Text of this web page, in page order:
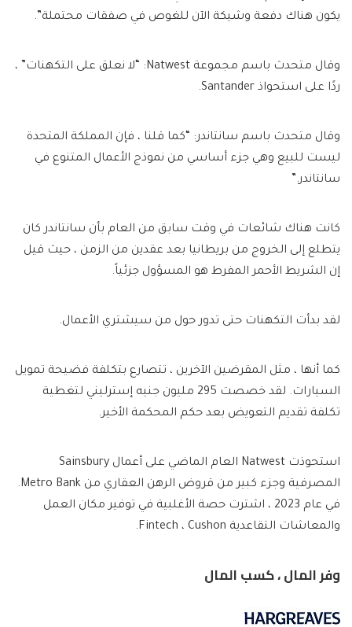
يكون هناك دفعة وشيكة الآن للغوص في صفقات محتملة”.
وقال متحدث باسم مجموعة Natwest: “لا نعلق على التكهنات” ،
ردًا على استحواذ Santander.
وقال متحدث باسم سانتاندر: “كما قلنا ، فإن المملكة المتحدة
ليست للبيع وهي جزء أساسي من نموذج الأعمال المتنوع في
سانتاندر.”
كانت هناك شائعات في وقت سابق من العام بأن سانتاندر كان
يتطلع إلى الخروج من بريطانيا بعد عقدين من الزمن ، حيث قيل
إن الشريط الأحمر المفرط هو المسؤول جزئياً.
لقد بدأت التكهنات حتى تدور حول من سيشتري الأعمال.
كما أنها ، مثل المقرضين الآخرين ، تتصارع بتكلفة فضيحة تمويل
السيارات. لقد خصصت 295 مليون جنيه إسترليني لتغطية
تكلفة تقديم التعويض بعد حكم المحكمة الأخير.
استحوذت Natwest العام الماضي على أعمال Sainsbury
المصرفية وجزء كبير من قروض الرهن العقاري من Metro Bank.
في عام 2023 ، اشترت حصة الأغلبية في توفير مكان العمل
والمعاشات التقاعدية Fintech ، Cushon.
وفر المال ، كسب المال